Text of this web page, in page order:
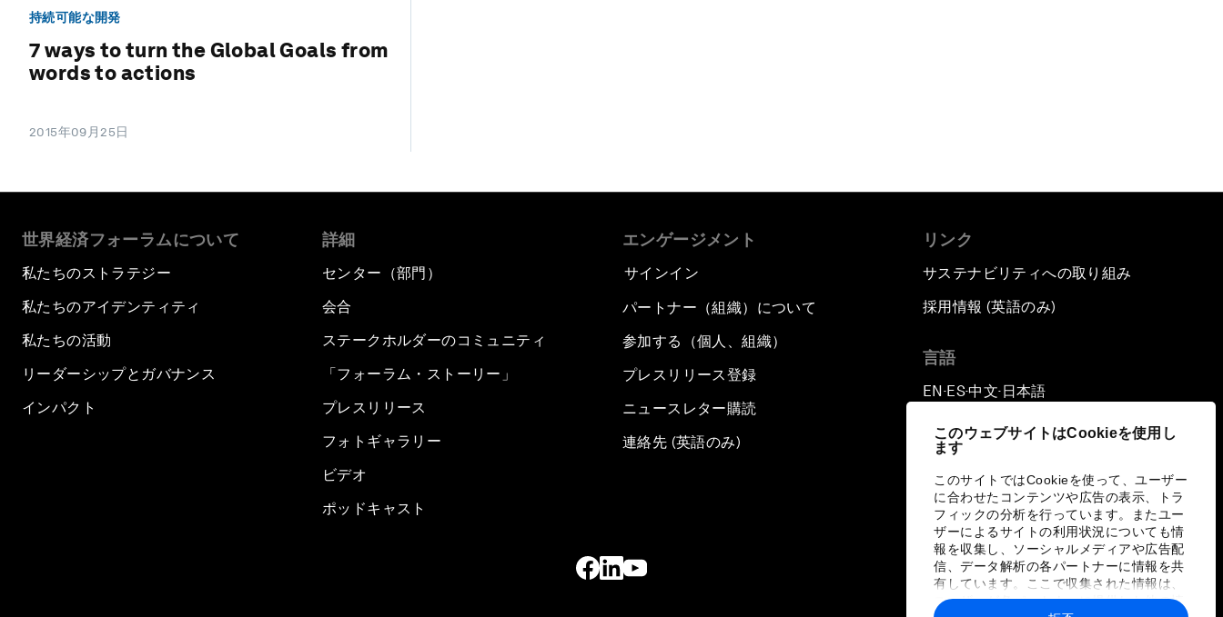
このウェブサイトはCookieを使用し
ます
このサイトではCookieを使って、ユーザー
に合わせたコンテンツや広告の表示、トラ
フィックの分析を行っています。またユー
ザーによるサイトの利用状況についても情
報を収集し、ソーシャルメディアや広告配
信、データ解析の各パートナーに情報を共
有しています。ここで収集された情報は、
ユーザーが各パートナーに提供した他の情
持続可能な開発
7 ways to turn the Global Goals from
words to actions
2015年09月25日
世界経済フォーラムについて
私たちのストラテジー
私たちのアイデンティティ
私たちの活動
リーダーシップとガバナンス
インパクト
詳細
センター（部門）
会合
ステークホルダーのコミュニティ
「フォーラム・ストーリー」
プレスリリース
フォトギャラリー
ビデオ
ポッドキャスト
エンゲージメント
サインイン
パートナー（組織）について
参加する（個人、組織）
プレスリリース登録
ニュースレター購読
連絡先 (英語のみ)
リンク
サステナビリティへの取り組み
採用情報 (英語のみ)
言語
EN ▪ ES▪中文▪ 日本語